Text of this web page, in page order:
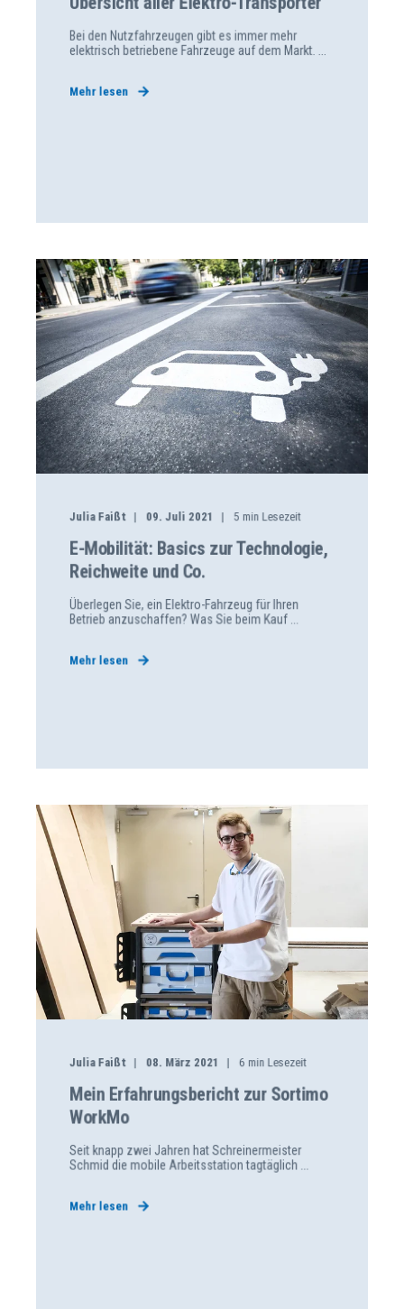
Bei den Nutzfahrzeugen gibt es immer mehr
elektrisch betriebene Fahrzeuge auf dem Markt. ...
Mehr lesen
Julia Faißt 09. Juli 2021 5 min Lesezeit
E-Mobilität: Basics zur Technologie,
Reichweite und Co.
Überlegen Sie, ein Elektro-Fahrzeug für Ihren
Betrieb anzuschaffen? Was Sie beim Kauf ...
Mehr lesen
Julia Faißt 08. März 2021 6 min Lesezeit
Mein Erfahrungsbericht zur Sortimo
WorkMo
Seit knapp zwei Jahren hat Schreinermeister
Schmid die mobile Arbeitsstation tagtäglich ...
Mehr lesen